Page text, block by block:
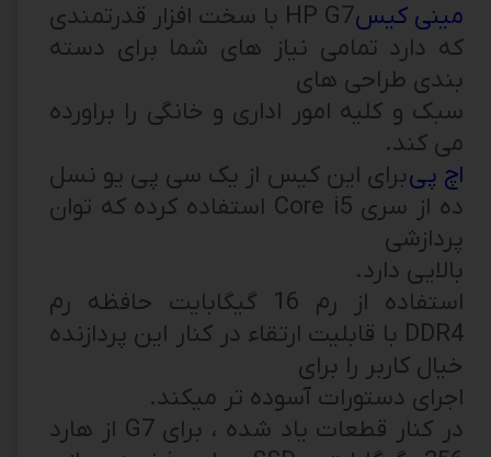
مینی کیس
HP G7 با سخت افزار قدرتمندی
که دارد تمامی نیاز های شما برای دسته
بندی طراحی های
سبک و کلیه امور اداری و خانگی را براورده
می کند.
اچ پیبرای این کیس از یک سی پی یو نسل
ده از سری Core i5 استفاده کرده که توان
پردازشی
بالایی دارد.
استفاده از رم 16 گیگابایت حافظه رم
DDR4 با قابلیت ارتقاء در کنار این پردازنده
خیال کاربر را برای
اجرای دستورات آسوده تر میکند.
در کنار قطعات یاد شده ، برای G7 از هارد